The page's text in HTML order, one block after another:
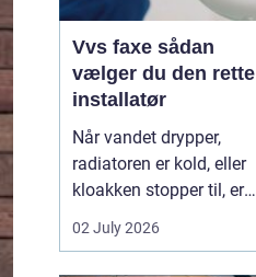
Vvs faxe sådan
vælger du den rette
installatør
Når vandet drypper,
radiatoren er kold, eller
kloakken stopper til, er
en dygtig VVS-installatør
ikke bare rar at have det
02 July 2026